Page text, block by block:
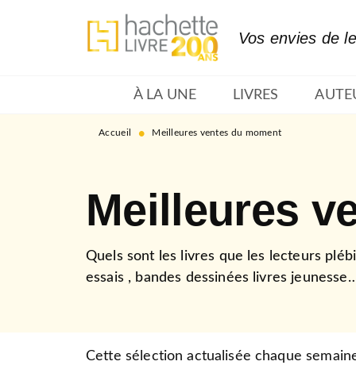
MENU RECHERCHE
Vos envies de
À LA UNE LIVRES
Accueil • Meilleures ventes du moment
Meilleures
Quels sont les livres que les lecteurs
essais , bandes dessinées livres
Cette sélection actualisée chaque